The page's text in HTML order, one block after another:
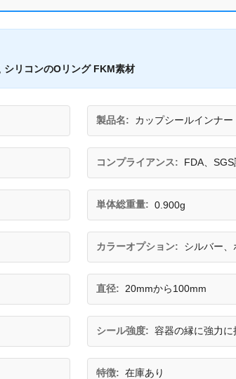
シリコンのOリング FKM素材
製品名: カップシールインナー
コンプライアンス: FDA、
単体総重量: 0.900g
カラーオプション: シルバー
直径: 20mmから100mm
シール強度: 容器の縁に強力に
特徴: 在庫あり